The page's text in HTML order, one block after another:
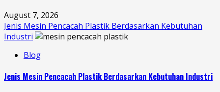
August 7, 2026
Jenis Mesin Pencacah Plastik Berdasarkan Kebutuhan
Industri
Blog
Jenis Mesin Pencacah Plastik Berdasarkan Kebutuhan Industri